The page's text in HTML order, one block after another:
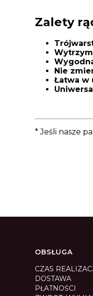
Zalety
Nie
Łatwa w
* Jeśli nasze
Linki w
OBSŁUGA
CZAS
DOSTAWA
PŁATNOŚCI